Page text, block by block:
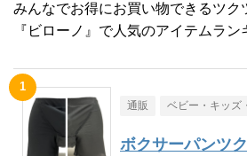
みんなでお得にお買い物できるツク
『ビローノ』で人気のアイテムラン
通販 ベビー・キッズ
ボクサーパンツ